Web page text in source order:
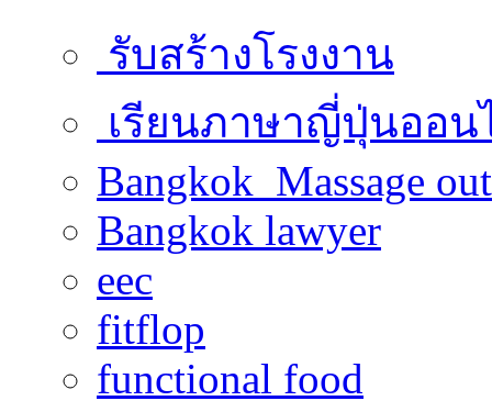
รับสร้างโรงงาน
เรียนภาษาญี่ปุ่นออน
Bangkok Massage
Bangkok lawyer
eec
fitflop
functional food